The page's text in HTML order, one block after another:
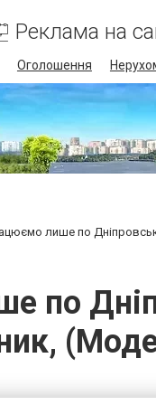
Реклама на
Оголошення
лише по
по